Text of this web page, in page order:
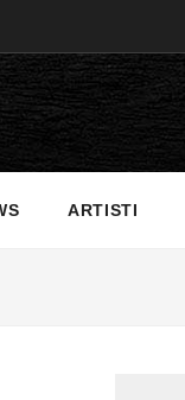
ARTISTI